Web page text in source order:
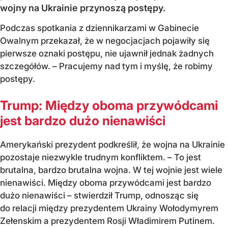
wojny na Ukrainie przynoszą postępy.
Podczas spotkania z dziennikarzami w Gabinecie
Owalnym przekazał, że w negocjacjach pojawiły się
pierwsze oznaki postępu, nie ujawnił jednak żadnych
szczegółów. – Pracujemy nad tym i myślę, że robimy
postępy.
Trump: Między oboma przywódcami
jest bardzo dużo nienawiści
Amerykański prezydent podkreślił, że wojna na Ukrainie
pozostaje niezwykle trudnym konfliktem. – To jest
brutalna, bardzo brutalna wojna. W tej wojnie jest wiele
nienawiści. Między oboma przywódcami jest bardzo
dużo nienawiści – stwierdził Trump, odnosząc się
do relacji między prezydentem Ukrainy Wołodymyrem
Zełenskim a prezydentem Rosji Władimirem Putinem.